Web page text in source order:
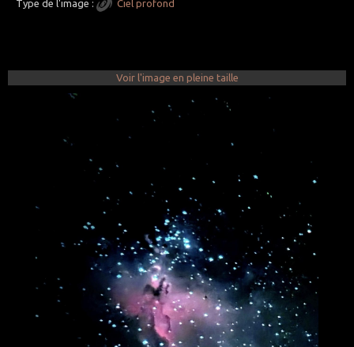
Type de l'image : Ciel profond
Voir l'image en pleine taille